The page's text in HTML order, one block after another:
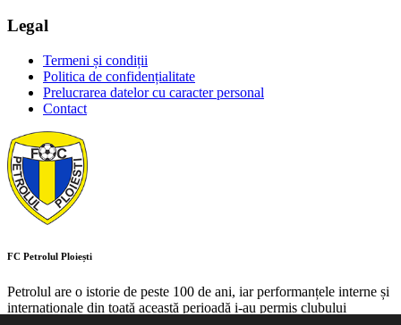
Legal
Termeni și condiții
Politica de confidențialitate
Prelucrarea datelor cu caracter personal
Contact
FC Petrolul Ploiești
Petrolul are o istorie de peste 100 de ani, iar performanțele interne și
internaționale din toată această perioadă i-au permis clubului